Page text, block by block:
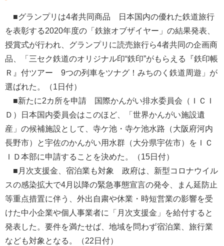
■グランプリは4者共同商品 日本国内の優れた鉄道旅行
を表彰する2020年度の「鉄旅オブザイヤー」の結果発表、
授賞式が行われ、グランプリに読売旅行ら4者共同の企画商
品、「三セク鉄道のオリジナル印“鉄印”がもらえる『鉄印帳
Ｒ』付ツアー 9つの列車をツナグ！みちのく鉄道周遊」が
選ばれた。（1日付）
■新たに2カ所を申請 国際かんがい排水委員会（ＩＣＩ
Ｄ）日本国内委員会はこのほど、「世界かんがい施設遺
産」の候補施設として、寺ケ池・寺ケ池水路（大阪府河内
長野市）と宇佐のかんがい用水群（大分県宇佐市）をＩＣ
ＩＤ本部に申請することを決めた。（15日付）
■月次支援金、宿泊業も対象 政府は、新型コロナウイル
スの感染拡大で4月以降の緊急事態宣言の発令、まん延防止
等重点措置に伴う、外出自粛や休業・時短営業の影響を受
けた中小企業や個人事業者に「月次支援金」を給付すると
発表した。要件を満たせば、地域を問わず宿泊業、旅行業
なども対象となる。（22日付）